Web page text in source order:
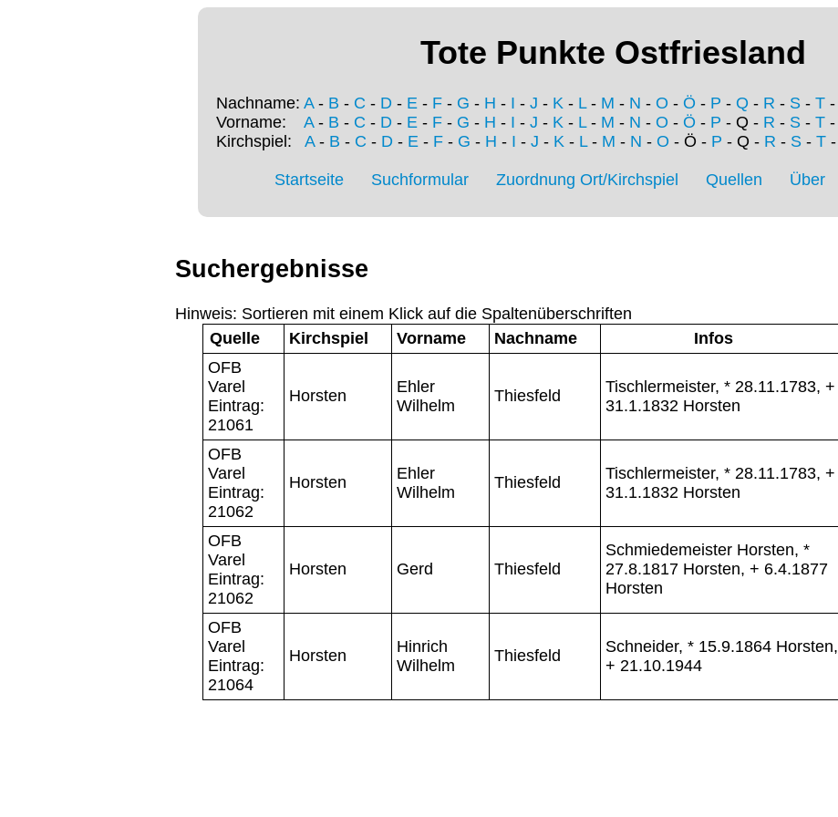
Tote Punkte Ostfriesland
Nachname: A- B - C - D - E - F - G - H - I - J - K - L- M - N - O - Ö - P - Q - R - S - T -
Vorname: A- B - C - D - E - F - G - H - I - J - K - L- M - N - O - Ö - P - Q - R - S - T -
Kirchspiel: A- B - C - D- E- F- G - H - I - J - K- L- M - N - O - Ö - P - Q - R - S- T-
Startseite Suchformular Zuordnung Ort/Kirchspiel Quellen Über
Suchergebnisse
Hinweis: Sortieren mit einem Klick auf die Spaltenüberschriften
Quelle
Kirchspiel Vorname Nachname Infos
OFB
Varel
Eintrag:
21061
Horsten
Ehler
Wilhelm
Thiesfeld
Tischlermeister, * 28.11.1783, +
31.1.1832 Horsten
OFB
Varel
Eintrag:
21062
Horsten
Ehler
Wilhelm
Thiesfeld
Tischlermeister, * 28.11.1783, +
31.1.1832 Horsten
OFB
Varel
Eintrag:
21062
Horsten Gerd Thiesfeld
Schmiedemeister Horsten, *
27.8.1817 Horsten, + 6.4.1877
Horsten
OFB
Varel
Eintrag:
21064
Horsten
Hinrich
Wilhelm
Thiesfeld
Schneider, * 15.9.1864 Horsten,
+ 21.10.1944